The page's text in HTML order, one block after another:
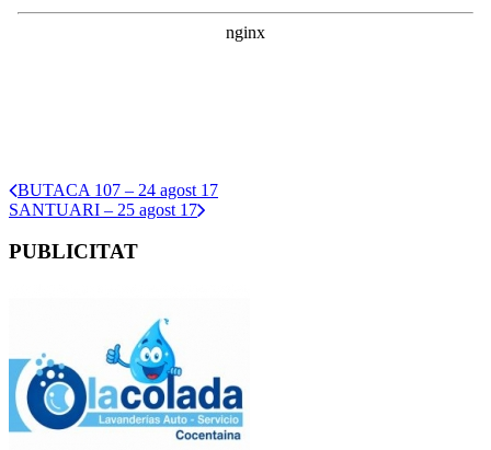
BUTACA 107 – 24 agost 17
SANTUARI – 25 agost 17
PUBLICITAT